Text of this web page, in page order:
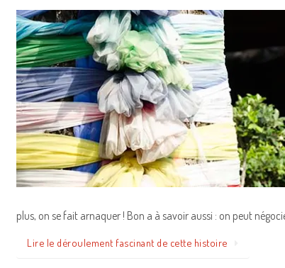
plus, on se fait arnaquer ! Bon a à savoir aussi : on peut
Lire le déroulement fascinant de cette histoire